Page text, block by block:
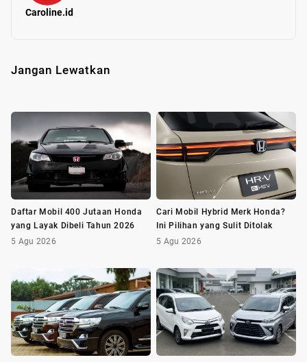
Caroline.id
Jangan Lewatkan
Daftar Mobil 400 Jutaan Honda
yang Layak Dibeli Tahun 2026
5 Agu 2026
Cari Mobil Hybrid Merk Honda?
Ini Pilihan yang Sulit Ditolak
5 Agu 2026